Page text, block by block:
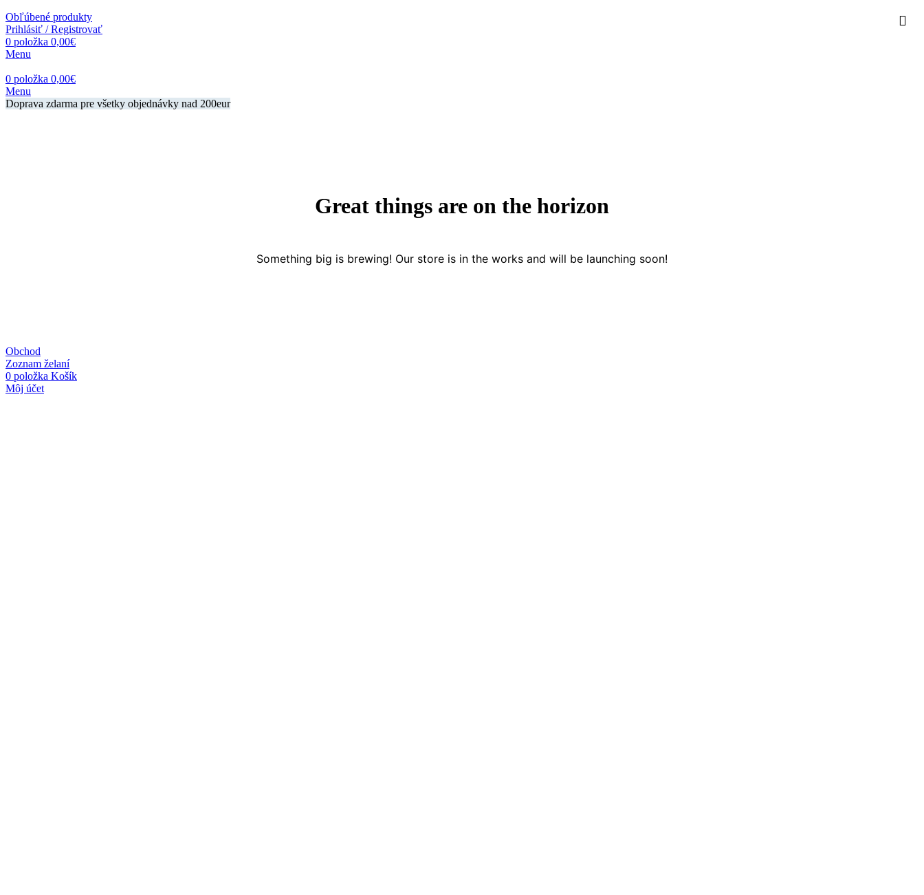
Obľúbené produkty
Prihlásiť / Registrovať
0 položka 0,00€
Menu
0 položka 0,00€
Menu
Doprava zdarma pre všetky objednávky nad 200eur
Great things are on the horizon
Something big is brewing! Our store is in the works and will be launching soon!
Obchod
Zoznam želaní
0 položka Košík
Môj účet